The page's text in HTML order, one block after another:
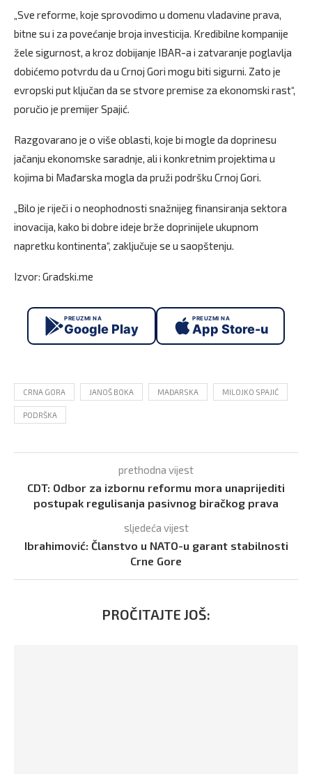
„Sve reforme, koje sprovodimo u domenu vladavine prava,
bitne su i za povećanje broja investicija. Kredibilne kompanije
žele sigurnost, a kroz dobijanje IBAR-a i zatvaranje poglavlja
dobićemo potvrdu da u Crnoj Gori mogu biti sigurni. Zato je
evropski put ključan da se stvore premise za ekonomski rast“,
poručio je premijer Spajić.
Razgovarano je o više oblasti, koje bi mogle da doprinesu
jačanju ekonomske saradnje, ali i konkretnim projektima u
kojima bi Mađarska mogla da pruži podršku Crnoj Gori.
„Bilo je riječi i o neophodnosti snažnijeg finansiranja sektora
inovacija, kako bi dobre ideje brže doprinijele ukupnom
napretku kontinenta“, zaključuje se u saopštenju.
Izvor: Gradski.me
PREUZMI NA
Google Play
PREUZMI NA
App Store-u
CRNA GORA JANOŠ BOKA MAĐARSKA MILOJKO SPAJIĆ
PODRŠKA
prethodna vijest
CDT: Odbor za izbornu reformu mora unaprijediti
postupak regulisanja pasivnog biračkog prava
sljedeća vijest
Ibrahimović: Članstvo u NATO-u garant stabilnosti
Crne Gore
PROČITAJTE JOŠ: